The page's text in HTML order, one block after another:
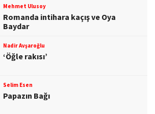
Mehmet Ulusoy
Romanda intihara kaçış ve Oya
Baydar
Nadir Avşaroğlu
‘Öğle rakısı’
Selim Esen
Papazın Bağı